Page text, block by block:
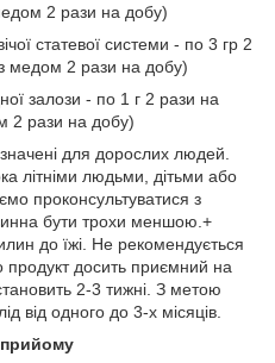
2 рази на добу)
статевої системи - по 3 гр 2
медом 2 рази на добу)
залози - по 1 г 2 рази на
2 рази на добу)
для дорослих людей.
літніми людьми, дітьми або
проконсультуватися з
бути трохи меншою.+
до їжі. Не рекомендується
досить приємний на
2-3 тижні. З метою
від одного до 3-х місяців.